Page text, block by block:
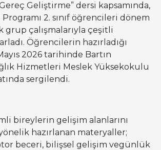
Geliştirme” dersi kapsamında,
2. sınıf öğrencileri dönem
çalışmalarıyla çeşitli
Öğrencilerin hazırladığı
2026 tarihinde Bartın
Hizmetleri Meslek Yüksekokulu
sergilendi.
bireylerin gelişim alanlarını
hazırlanan materyaller;
beceri, bilişsel gelişim vegünlük